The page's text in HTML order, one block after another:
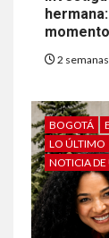
momento
2
BOGOTÁ
LO ÚLTIMO
NOTICIA